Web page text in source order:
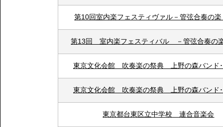
第10回室内楽フェスティヴァル－管弦合奏の
第13回 室内楽フェスティバル －管弦合奏の
東京文化会館 吹奏楽の祭典 上野の森バンド
東京文化会館 吹奏楽の祭典 上野の森バンド
東京都台東区立中学校 連合音楽会